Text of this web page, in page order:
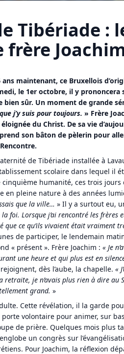
Tibériade :
ans maintenant, ce Bruxellois
le 1er octobre, il y
bien sûr. Un moment de grande
j’y suis pour toujours. » Frère
du Christ. De sa vie
son bâton de pèlerin pour
de Tibériade installée à
scolaire dans lequel il
humanité, ces trois jours
en pleine nature à des années
que la ville… » Il y a surtout eu,
foi. Lorsque j’ai rencontré les frères
que ce qu’ils vivaient était vraiment
de participer, le lendemain
« présent ». Frère Joachim : « Je
une heure et qui plus est en
dès l’aube, la chapelle. «
je n’avais plus rien à dire au
grand. »
Cette révélation, il la garde
volontaire pour animer, sur
de prière. Quelques mois plus
un congrès sur
Pour Joachim, la réflexion